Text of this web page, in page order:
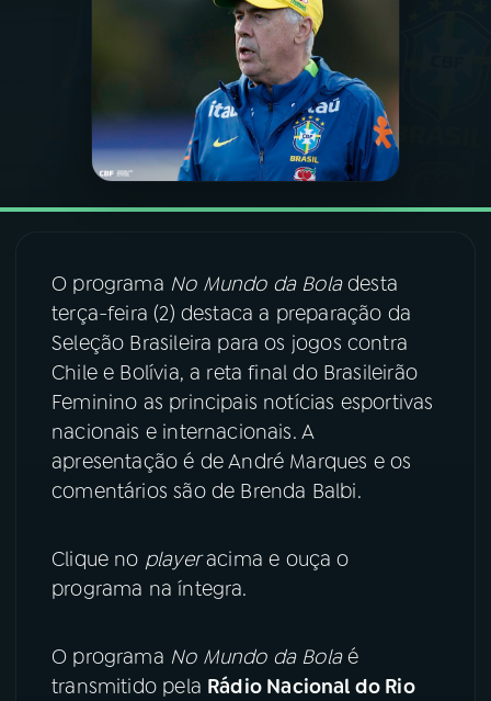
VIDEOCASTS
07ÚLTIMAS
08 FESTIVAL DE MÚSICA
ACOMPANHE A RÁDIO NACIONAL
YouTube Facebook
Instagram
O programa No Mundo da Boladesta
terça-feira (2) destaca a preparação da
Seleção Brasileira para os jogos contra
Chile e Bolívia, a reta final do Brasileirão
Feminino as principais notícias esportivas
nacionais e internacionais. A
apresentação é de André Marques e os
comentários são de Brenda Balbi.
Clique no playeracima e ouça o
programa na íntegra.
O programa No Mundo da Bolaé
transmitido pela Rádio Nacional do Rio